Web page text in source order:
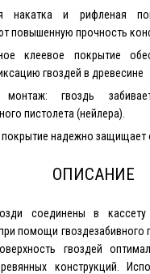
накатка и рифленая
повышенную прочность
клеевое покрытие
гвоздей в древесине
монтаж: гвоздь
пистолета (нейлера).
надежно защищает
ОПИСАНИЕ
соединены в
помощи гвоздезабивного
гвоздей
конструкций.